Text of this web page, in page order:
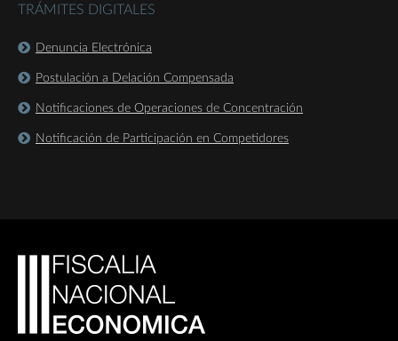
TRÁMITES DIGITALES
Denuncia Electrónica
Postulación a Delación Compensada
Notificaciones de Operaciones de Concentración
Notificación de Participación en Competidores